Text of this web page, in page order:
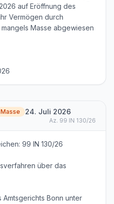
auf Eröffnung des
Vermögen durch
Masse abgewiesen
24. Juli 2026
Az. 99 IN 130/26
99 IN 130/26
über das
Bonn unter